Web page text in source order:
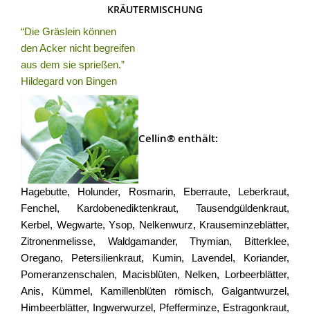
KRÄUTERMISCHUNG
“Die Gräslein können
den Acker nicht begreifen
aus dem sie sprießen.”
Hildegard von Bingen
Cellin® enthält:
Hagebutte, Holunder, Rosmarin, Eberraute, Leberkraut,
Fenchel, Kardobenediktenkraut, Tausendgüldenkraut,
Kerbel, Wegwarte, Ysop, Nelkenwurz, Krauseminzeblätter,
Zitronenmelisse, Waldgamander, Thymian, Bitterklee,
Oregano, Petersilienkraut, Kumin, Lavendel, Koriander,
Pomeranzenschalen, Macisblüten, Nelken, Lorbeerblätter,
Anis, Kümmel, Kamillenblüten römisch, Galgantwurzel,
Himbeerblätter, Ingwerwurzel, Pfefferminze, Estragonkraut,